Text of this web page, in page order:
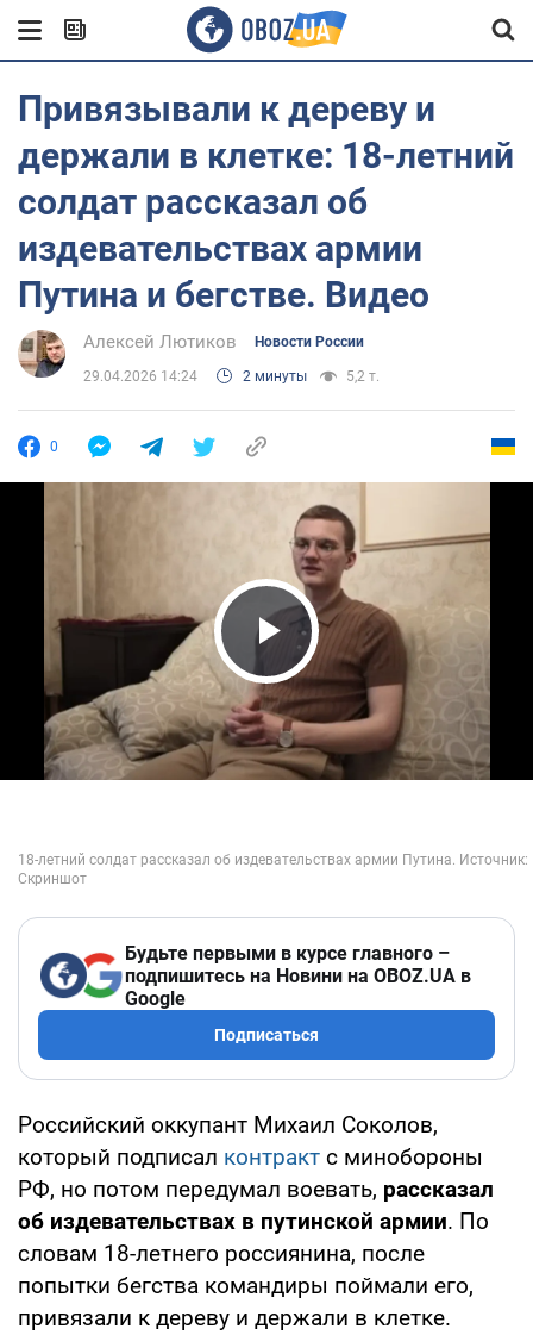
Привязывали к дереву и
держали в клетке: 18-летний
солдат рассказал об
издевательствах армии
Путина и бегстве. Видео
Алексей Лютиков Новости России
29.04.2026 14:24 2 минуты 5,2 т.
0
Play Video
Будьте первыми в курсе главного –
подпишитесь на Новини на OBOZ.UA в
Google
Подписаться
Российский оккупант Михаил Соколов,
который подписал контракт с минобороны
РФ, но потом передумал воевать, рассказал
об издевательствах в путинской армии. По
словам 18-летнего россиянина, после
попытки бегства командиры поймали его,
привязали к дереву и держали в клетке.